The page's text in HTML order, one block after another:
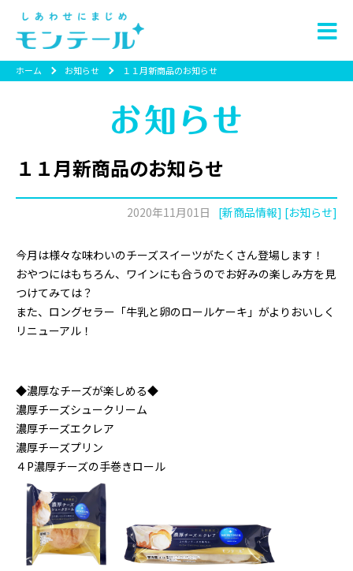
ホーム お知らせ １１月新商品のお知らせ
１１月新商品のお知らせ
2020年11月01日 [新商品情報] [お知らせ]
今月は様々な味わいのチーズスイーツがたくさん登場します！
おやつにはもちろん、ワインにも合うのでお好みの楽しみ方を見
つけてみては？
また、ロングセラー「牛乳と卵のロールケーキ」がよりおいしく
リニューアル！
◆濃厚なチーズが楽しめる◆
濃厚チーズシュークリーム
濃厚チーズエクレア
濃厚チーズプリン
４P濃厚チーズの手巻きロール